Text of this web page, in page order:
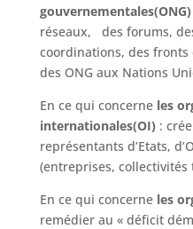
gouvernementales(ONG)
réseaux, des forums,
coordinations, des
des ONG aux Nations
En ce qui concerne les
internationales(OI) :
représentants d’Etats,
(entreprises,
En ce qui concerne les
remédier au « déficit